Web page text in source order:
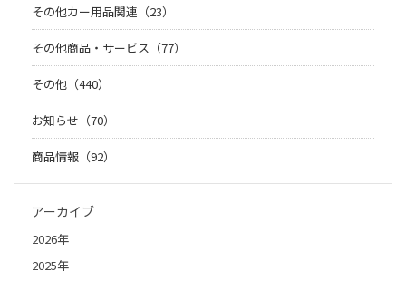
その他カー用品関連（23）
その他商品・サービス（77）
その他（440）
お知らせ（70）
商品情報（92）
アーカイブ
2026年
2025年